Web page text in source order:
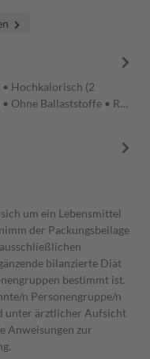
Hochkalorisch (2
Ohne Ballaststoffe • R…
um ein Lebensmittel
der Packungsbeilage
bilanzierte Diät
bestimmt ist.
n Personengruppe/n
unter ärztlicher Aufsicht
Anweisungen zur